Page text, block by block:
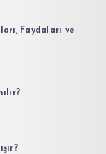
Faydaları ve